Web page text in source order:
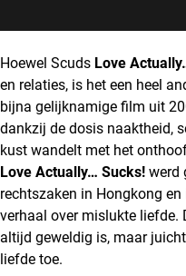
Hoewel Scuds Love
en relaties, is het een heel
bijna gelijknamige film uit
dankzij de dosis naaktheid,
kust wandelt met het
Love Actually… Sucks! werd
rechtszaken in Hongkong
verhaal over mislukte
altijd geweldig is, maar
liefde toe.